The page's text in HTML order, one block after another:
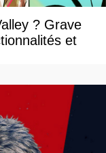
? Grave
et